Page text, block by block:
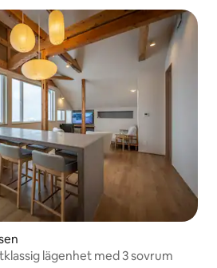
lägenhet med 3 sovrum